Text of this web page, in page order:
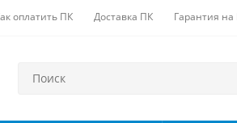
оплатить ПК Доставка ПК Гарантия